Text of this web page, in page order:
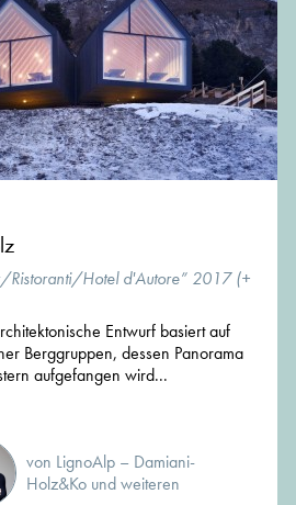
Ristoranti/Hotel d'Autore” 2017 (+
Entwurf basiert auf
Berggruppen, dessen Panorama
aufgefangen wird...
von LignoAlp – Damiani-
Holz&Ko und weiteren